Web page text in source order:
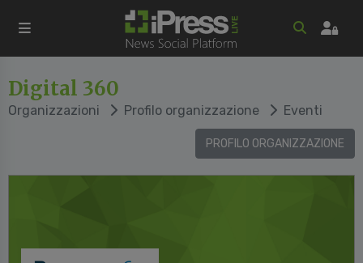
Digital 360
Organizzazioni Profilo organizzazione Eventi
PROFILO ORGANIZZAZIONE